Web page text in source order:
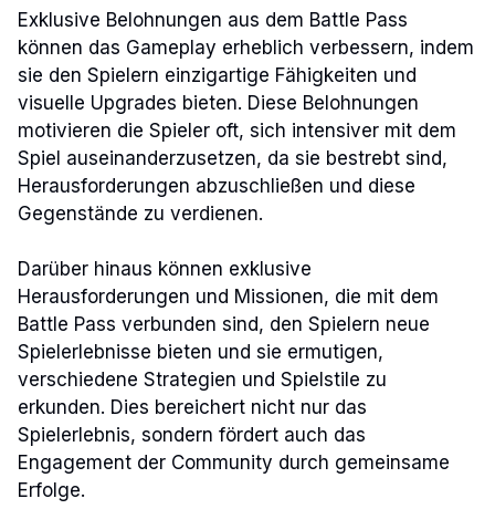
Exklusive Belohnungen aus dem Battle Pass
können das Gameplay erheblich verbessern, indem
sie den Spielern einzigartige Fähigkeiten und
visuelle Upgrades bieten. Diese Belohnungen
motivieren die Spieler oft, sich intensiver mit dem
Spiel auseinanderzusetzen, da sie bestrebt sind,
Herausforderungen abzuschließen und diese
Gegenstände zu verdienen.
Darüber hinaus können exklusive
Herausforderungen und Missionen, die mit dem
Battle Pass verbunden sind, den Spielern neue
Spielerlebnisse bieten und sie ermutigen,
verschiedene Strategien und Spielstile zu
erkunden. Dies bereichert nicht nur das
Spielerlebnis, sondern fördert auch das
Engagement der Community durch gemeinsame
Erfolge.